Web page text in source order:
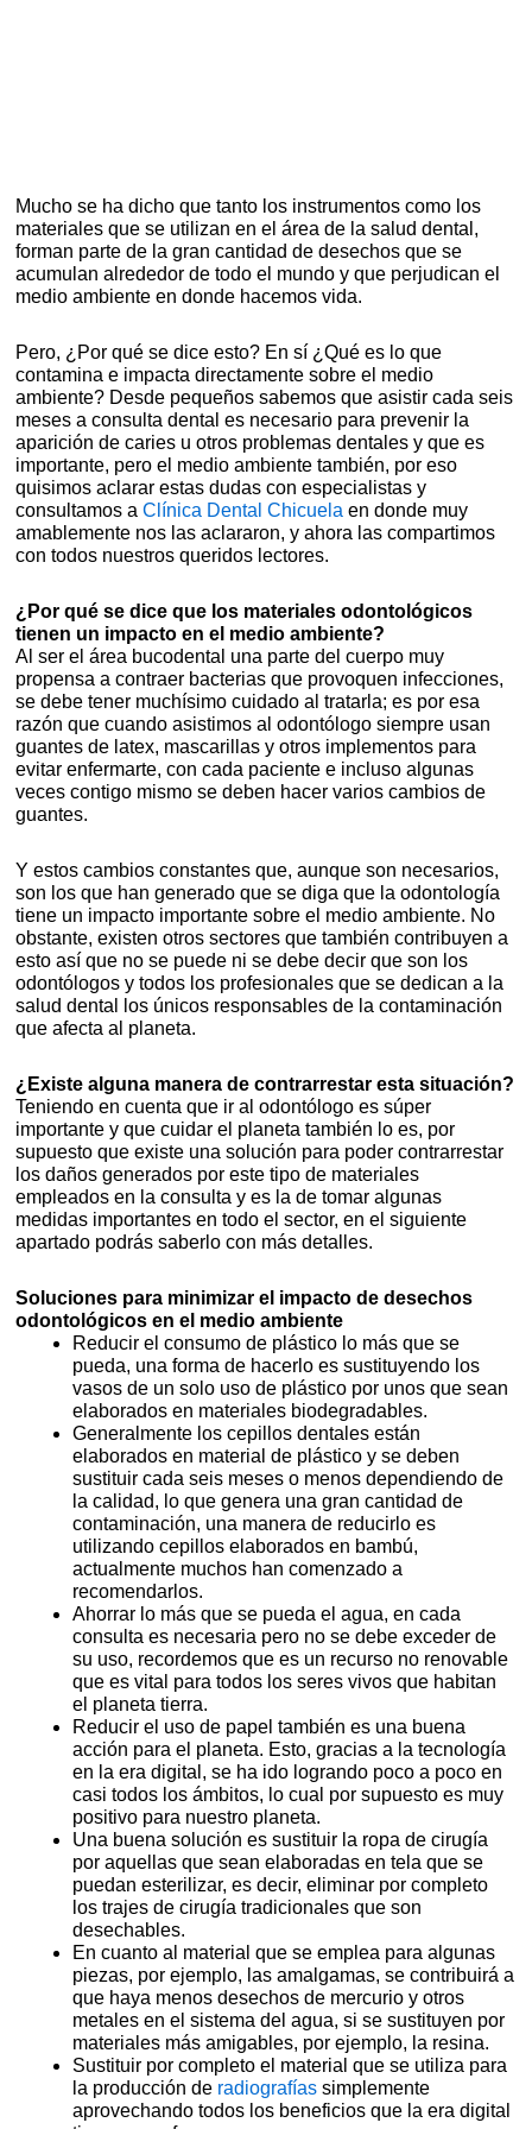
Mucho se ha dicho que tanto los instrumentos como los
materiales que se utilizan en el área de la salud dental,
forman parte de la gran cantidad de desechos que se
acumulan alrededor de todo el mundo y que perjudican el
medio ambiente en donde hacemos vida.
Pero, ¿Por qué se dice esto? En sí ¿Qué es lo que
contamina e impacta directamente sobre el medio
ambiente? Desde pequeños sabemos que asistir cada seis
meses a consulta dental es necesario para prevenir la
aparición de caries u otros problemas dentales y que es
importante, pero el medio ambiente también, por eso
quisimos aclarar estas dudas con especialistas y
consultamos aClínica Dental Chicuela en donde muy
amablemente nos las aclararon, y ahora las compartimos
con todos nuestros queridos lectores.
¿Por qué se dice que los materiales odontológicos
tienen un impacto en el medio ambiente?
Al ser el área bucodental una parte del cuerpo muy
propensa a contraer bacterias que provoquen infecciones,
se debe tener muchísimo cuidado al tratarla; es por esa
razón que cuando asistimos al odontólogo siempre usan
guantes de latex, mascarillas y otros implementos para
evitar enfermarte, con cada paciente e incluso algunas
veces contigo mismo se deben hacer varios cambios de
guantes.
Y estos cambios constantes que, aunque son necesarios,
son los que han generado que se diga que la odontología
tiene un impacto importante sobre el medio ambiente. No
obstante, existen otros sectores que también contribuyen a
esto así que no se puede ni se debe decir que son los
odontólogos y todos los profesionales que se dedican a la
salud dental los únicos responsables de la contaminación
que afecta al planeta.
¿Existe alguna manera de contrarrestar esta situación?
Teniendo en cuenta que ir al odontólogo es súper
importante y que cuidar el planeta también lo es, por
supuesto que existe una solución para poder contrarrestar
los daños generados por este tipo de materiales
empleados en la consulta y es la de tomar algunas
medidas importantes en todo el sector, en el siguiente
apartado podrás saberlo con más detalles.
Soluciones para minimizar el impacto de desechos
odontológicos en el medio ambiente
Reducir el consumo de plástico lo más que se
pueda, una forma de hacerlo es sustituyendo los
vasos de un solo uso de plástico por unos que sean
elaborados en materiales biodegradables.
Generalmente los cepillos dentales están
elaborados en material de plástico y se deben
sustituir cada seis meses o menos dependiendo de
la calidad, lo que genera una gran cantidad de
contaminación, una manera de reducirlo es
utilizando cepillos elaborados en bambú,
actualmente muchos han comenzado a
recomendarlos.
Ahorrar lo más que se pueda el agua, en cada
consulta es necesaria pero no se debe exceder de
su uso, recordemos que es un recurso no renovable
que es vital para todos los seres vivos que habitan
el planeta tierra.
Reducir el uso de papel también es una buena
acción para el planeta. Esto, gracias a la tecnología
en la era digital, se ha ido logrando poco a poco en
casi todos los ámbitos, lo cual por supuesto es muy
positivo para nuestro planeta.
Una buena solución es sustituir la ropa de cirugía
por aquellas que sean elaboradas en tela que se
puedan esterilizar, es decir, eliminar por completo
los trajes de cirugía tradicionales que son
desechables.
En cuanto al material que se emplea para algunas
piezas, por ejemplo, las amalgamas, se contribuirá a
que haya menos desechos de mercurio y otros
metales en el sistema del agua, si se sustituyen por
materiales más amigables, por ejemplo, la resina.
Sustituir por completo el material que se utiliza para
la producción de radiografías simplemente
aprovechando todos los beneficios que la era digital